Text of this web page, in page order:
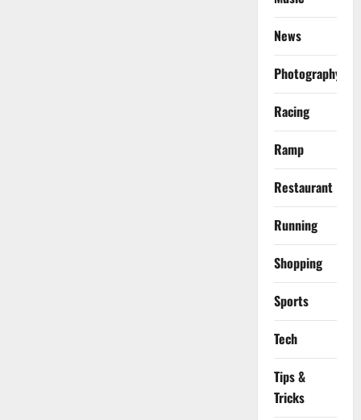
News
Photography
Racing
Ramp
Restaurant
Running
Shopping
Sports
Tech
Tips &
Tricks